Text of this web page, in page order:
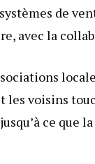
de
avec la
les voisins
ce